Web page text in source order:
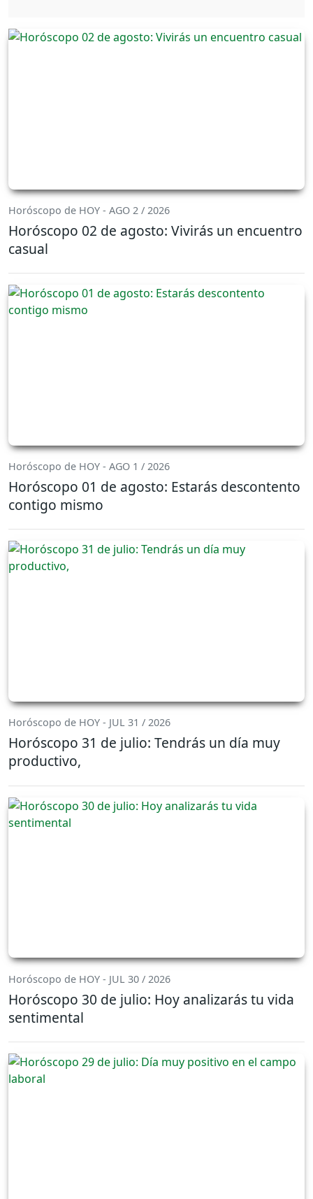
Horóscopo de HOY - AGO 2 / 2026
Horóscopo 02 de agosto: Vivirás un encuentro
casual
Horóscopo de HOY - AGO 1 / 2026
Horóscopo 01 de agosto: Estarás descontento
contigo mismo
Horóscopo de HOY - JUL 31 / 2026
Horóscopo 31 de julio: Tendrás un día muy
productivo,
Horóscopo de HOY - JUL 30 / 2026
Horóscopo 30 de julio: Hoy analizarás tu vida
sentimental